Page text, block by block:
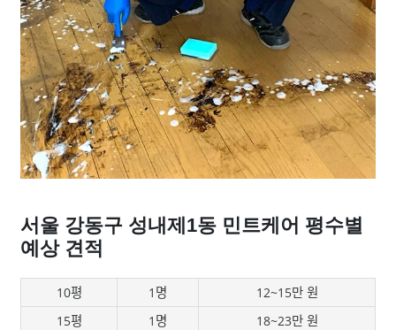
서울 강동구 성내제1동 민트케어 평수별
예상 견적
10평 1명
12~15만 원
15평
1명
18~23만 원